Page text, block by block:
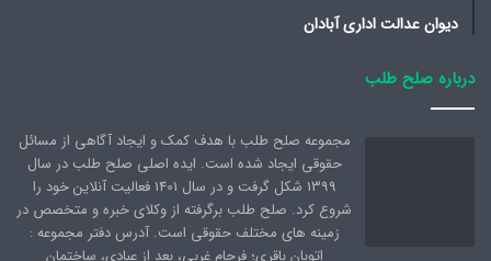
دیوان عدالت اداری آبادان
درباره صلح طلب
مجموعه صلح طلب با هدف کمک و ایجاد آگاهی از مسائل
حقوقی ایجاد شده است. ایده اصلی صلح طلب در سال
1399 شکل گرفت و در سال 1401 فعالیت آنلاین خود را
شروع کرد. صلح طلب برگرفته از وکلای خبره و متخصص در
زمینه های مختلف حقوقی است. آدرس دفتر مجموعه :
اتوبان باقری؛ فرجام غربی، بعد از عبادی، ساختمان